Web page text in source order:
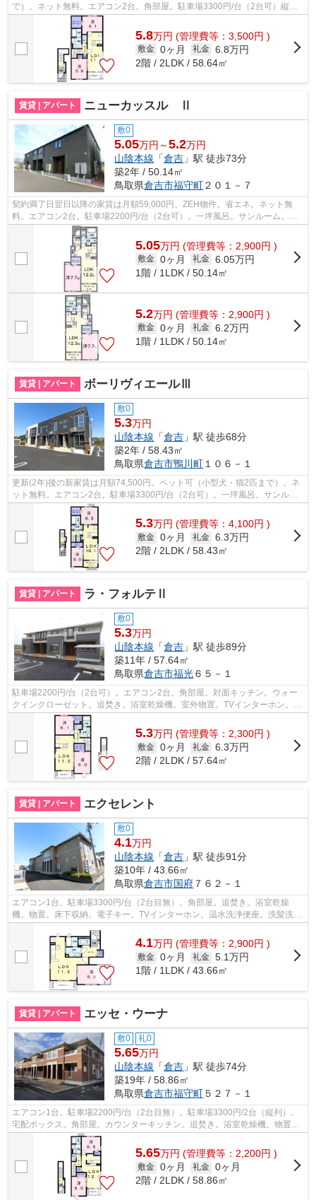
で）。ネット無料。エアコン2台。角部屋。駐車場3300円/台（2台可）縦列
5500円/2台。一坪風呂。防犯カメラ。宅配...
5.8万円 (管理費等：3,500円 )
敷金 0ヶ月 礼金 6.8万円
2階 / 2LDK / 58.64㎡
賃貸 | アパート ニューカッスル Ⅱ
敷0
5.05万円～5.2万円
山陰本線 「倉吉 」駅 徒歩73分
築2年 / 50.14㎡
鳥取県倉吉市福守町２０１－７
契約満了日翌日以降の家賃は月額59,000円。ZEH物件。省エネ。ネット無
料。エアコン2台。駐車場2200円/台（2台可）。一坪風呂。サンルーム。防
犯カメラ。宅配ボックス。照明器具。IH(2...
5.05万円 (管理費等：2,900円 )
敷金 0ヶ月 礼金 6.05万円
1階 / 1LDK / 50.14㎡
5.2万円 (管理費等：2,900円 )
敷金 0ヶ月 礼金 6.2万円
1階 / 1LDK / 50.14㎡
賃貸 | アパート ボーリヴィエールⅢ
敷0
5.3万円
山陰本線 「倉吉 」駅 徒歩68分
築2年 / 58.43㎡
鳥取県倉吉市鴨川町 １０６－１
更新(2年)後の新家賃は月額74,500円。ペット可（小型犬・猫2匹まで）。ネ
ット無料。エアコン2台。駐車場3300円/台（2台可）。一坪風呂。サンルー
ム。宅配ボックス。防犯カメラ。照明器...
5.3万円 (管理費等：4,100円 )
敷金 0ヶ月 礼金 6.3万円
2階 / 2LDK / 58.43㎡
賃貸 | アパート ラ・フォルテⅡ
敷0
5.3万円
山陰本線 「倉吉 」駅 徒歩89分
築11年 / 57.64㎡
鳥取県倉吉市福光６５－１
駐車場2200円/台（2台可）。エアコン2台。角部屋。対面キッチン。ウォー
クインクローゼット。追焚き。浴室乾燥機。室外物置。TVインターホン。温
水洗浄便座。独立洗面台。南バルコニー...
5.3万円 (管理費等：2,300円 )
敷金 0ヶ月 礼金 6.3万円
2階 / 2LDK / 57.64㎡
賃貸 | アパート エクセレント
敷0
4.1万円
山陰本線 「倉吉 」駅 徒歩91分
築10年 / 43.66㎡
鳥取県倉吉市国府 ７６２－１
エアコン1台。駐車場3300円/台（2台目無）。角部屋。追焚き。浴室乾燥
機。物置。床下収納。電子キー。TVインターホン。温水洗浄便座。洗髪洗面
化粧台。南向きバルコニー。クローゼット...
4.1万円 (管理費等：2,900円 )
敷金 0ヶ月 礼金 5.1万円
1階 / 1LDK / 43.66㎡
賃貸 | アパート エッセ・ウーナ
敷0 礼0
5.65万円
山陰本線 「倉吉 」駅 徒歩74分
築19年 / 58.86㎡
鳥取県倉吉市福守町５２７－１
エアコン1台。駐車場2200円/台（2台目無）。駐車場3300円/2台（縦列）。
宅配ボックス。角部屋。カウンターキッチン。追焚き。浴室乾燥機。物置。
電子キー。TVインターホン。温水洗浄便...
5.65万円 (管理費等：2,200円 )
敷金 0ヶ月 礼金 0ヶ月
2階 / 2LDK / 58.86㎡